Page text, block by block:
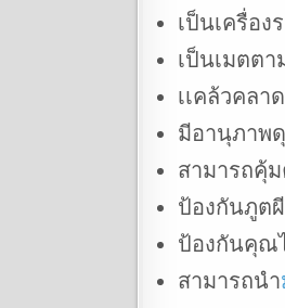
เป็นเครื่อ
เป็นเมตต
เเคล้วคลาด
มีอานุภาพ
สามารถคุ้
ป้องกันภูต
ป้องกันคุณ
สามารถนำ